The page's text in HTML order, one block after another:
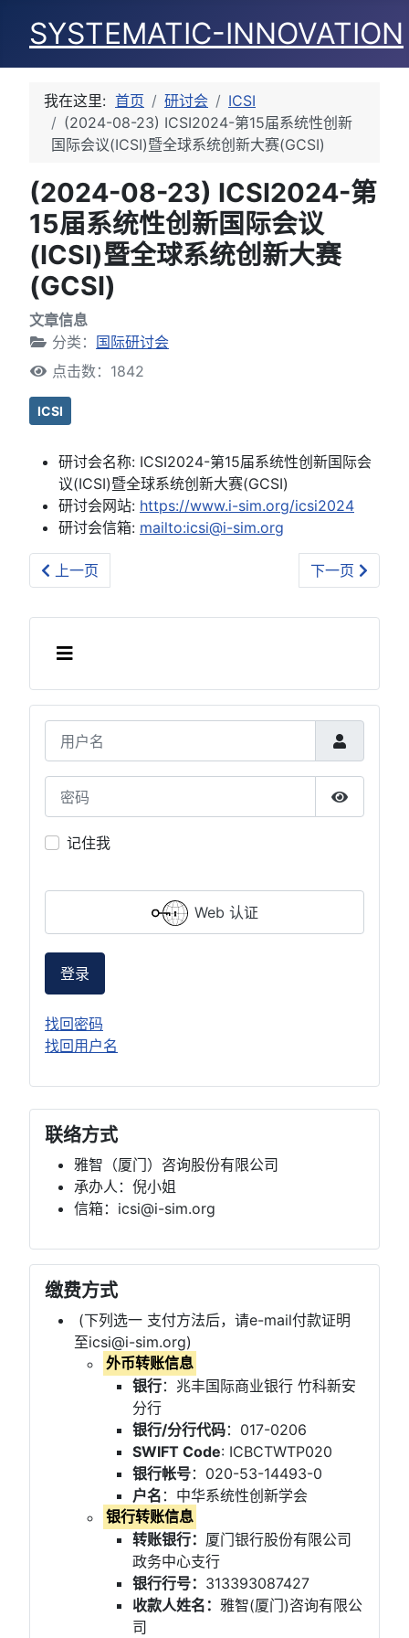
SYSTEMATIC-INNOVATION
我在这里: 首页 研讨会
ICSI
(2024-08-23) ICSI2024-第15届系统性创新
国际会议(ICSI)暨全球系统创新大赛(GCSI)
(2024-08-23) ICSI2024-第
15届系统性创新国际会议
(ICSI)暨全球系统创新大赛
(GCSI)
文章信息
分类： 国际研讨会
点击数：1842
ICSI
研讨会名称: ICSI2024-第15届系统性创新国际会
议(ICSI)暨全球系统创新大赛(GCSI)
研讨会网站: https://www.i-sim.org/icsi2024
研讨会信箱: mailto:icsi@i-sim.org
上一篇文章: (2023-10-13) ICSI2023-第14届系统性创
上一页 下一篇文章:
下一页
用户名
密码
显示密码
记住我
Web 认证
登录
找回密码
找回用户名
联络方式
雅智（厦门）咨询股份有限公司
承办人：倪小姐
信箱：icsi@i-sim.org
缴费方式
(下列选一 支付方法后，请e-mail付款证明
至icsi@i-sim.org)
外币转账信息
银行：兆丰国际商业银行 竹科新安
分行
银行/分行代码：017-0206
SWIFT Code: ICBCTWTP020
银行帐号：020-53-14493-0
户名 ：中华系统性创新学会
银行转账信息
转账银行： 厦门银行股份有限公司
政务中心支行
银行行号： 313393087427
收款人姓名： 雅智(厦门)咨询有限公
司